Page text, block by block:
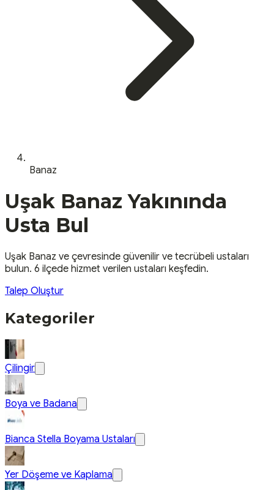
Banaz
Uşak Banaz Yakınında
Usta Bul
Uşak Banaz ve çevresinde güvenilir ve tecrübeli ustaları
bulun. 6 ilçede hizmet verilen ustaları keşfedin.
Talep Oluştur
Kategoriler
Çilingir
Boya ve Badana
Bianca Stella Boyama Ustaları
Yer Döşeme ve Kaplama